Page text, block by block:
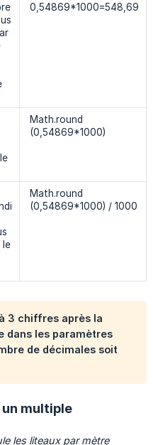
0,54869*1000=548,69
Math.round
(0,54869*1000)
le
Math.round
(0,54869*1000) / 1000
3 chiffres après la
dans les paramètres
de décimales soit
multiple
les liteaux par mètre